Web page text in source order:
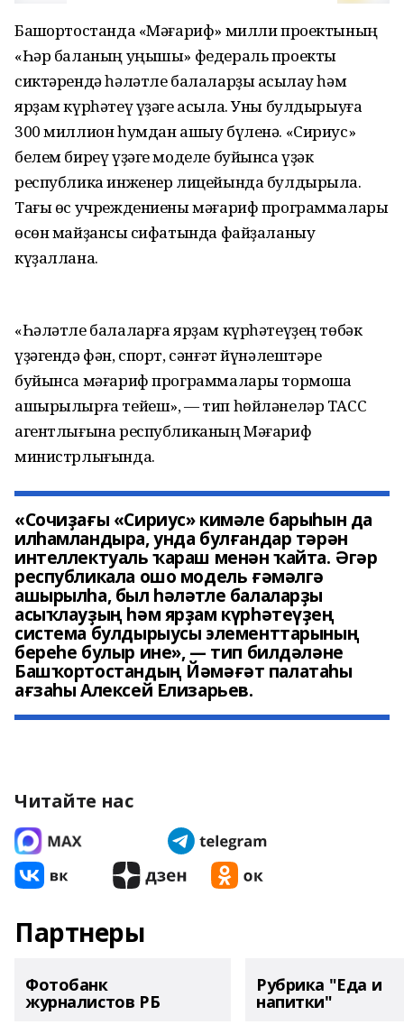
Башҡортостанда «Мәғариф» милли проектының
«Һәр баланың уңышы» федераль проекты
сиктәрендә һәләтле балаларҙы асыҡлау һәм
ярҙам күрһәтеү үҙәге асыла. Уны булдырыуға
300 миллион һумдан ашыу бүленә. «Сириус»
белем биреү үҙәге моделе буйынса үҙәк
республика инженер лицейында булдырыла.
Тағы өс учреждениены мәғариф программалары
өсөн майҙансыҡ сифатында файҙаланыу
күҙаллана.
«Һәләтле балаларға ярҙам күрһәтеүҙең төбәк
үҙәгендә фән, спорт, сәнғәт йүнәлештәре
буйынса мәғариф программалары тормошҡа
ашырылырға тейеш», — тип һөйләнеләр ТАСС
агентлығына республиканың Мәғариф
министрлығында.
«Сочиҙағы «Сириус» кимәле барыһын да
илһамландыра, унда булғандар тәрән
интеллектуаль ҡараш менән ҡайта. Әгәр
республикала ошо модель ғәмәлгә
ашырылһа, был һәләтле балаларҙы
асыҡлауҙың һәм ярҙам күрһәтеүҙең
система булдырыусы элементтарының
береһе булыр ине», — тип билдәләне
Башҡортостандың Йәмәғәт палатаһы
ағзаһы Алексей Елизарьев.
Читайте нас
Партнеры
Фотобанк
журналистов РБ
Рубрика "Еда и
напитки"